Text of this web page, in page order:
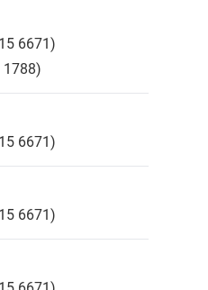
6671)
1788)
6671)
6671)